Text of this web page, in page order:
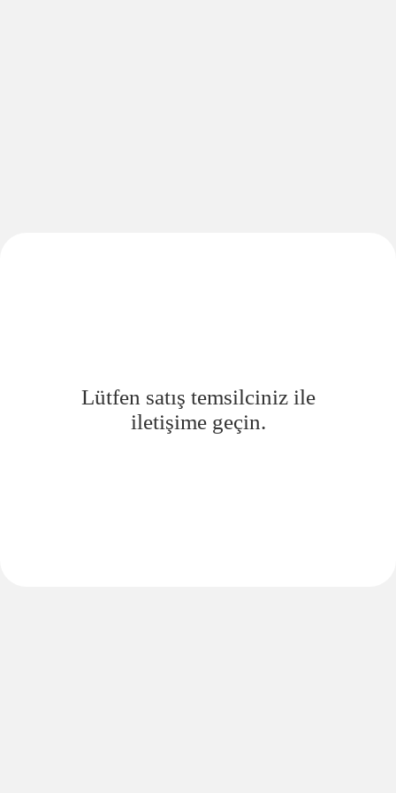
Lütfen satış temsilciniz ile
iletişime geçin.